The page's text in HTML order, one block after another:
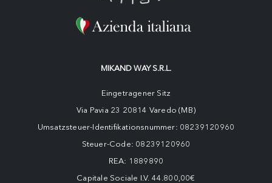
MIKAND WAY S.R.L.
Eingetragener Sitz
Via Pavia 23 20814 Varedo (MB)
Umsatzsteuer-Identifikationsnummer: 08239120960
Steuer-Code: 08239120960
REA: 1889890
Capitale Sociale I.V. 44.800,00€